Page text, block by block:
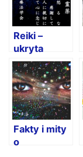
Reiki –
ukryta
metoda
przywoływania
szczęścia
Fakty i mity
o